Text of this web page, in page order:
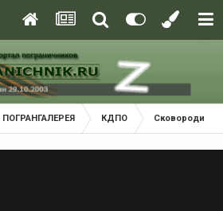
ПОГРАНГАЛЕРЕЯ КДПО